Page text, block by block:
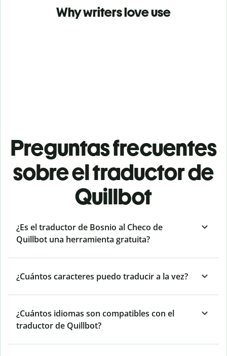
Why writers love use
Preguntas frecuentes
sobre el traductor de
Quillbot
¿Es el traductor de Bosnio al Checo de
Quillbot una herramienta gratuita?
¿Cuántos caracteres puedo traducir a la vez?
¿Cuántos idiomas son compatibles con el
traductor de Quillbot?